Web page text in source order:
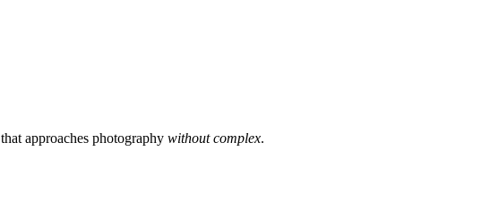
that approaches photography without complex.